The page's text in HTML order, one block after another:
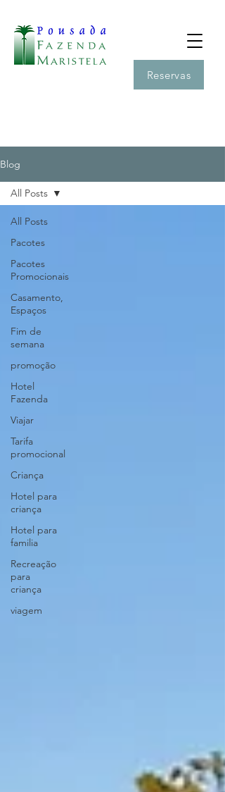
Reservas
Blog
All Posts
Pacotes
Pacotes
Promocionais
Casamento,
Espaços
Fim de
semana
promoção
Hotel
Fazenda
Viajar
Tarifa
promocional
Criança
Hotel para
criança
Hotel para
familia
Recreação
para
criança
viagem
All Posts